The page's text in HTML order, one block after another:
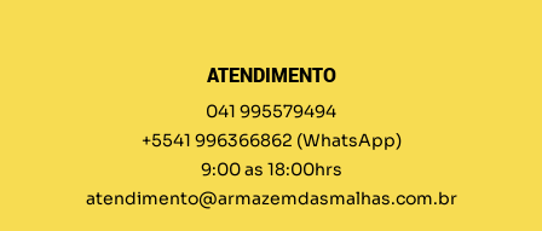
ATENDIMENTO
041 995579494
+5541 996366862 (WhatsApp)
9:00 as 18:00hrs
atendimento@armazemdasmalhas.com.br